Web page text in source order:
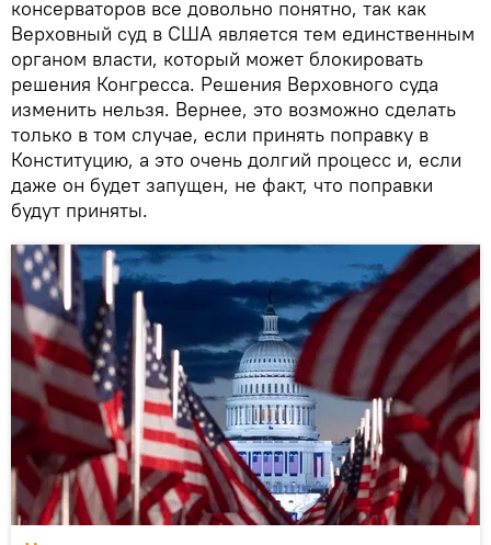
консерваторов все довольно понятно, так как
Верховный суд в США является тем единственным
органом власти, который может блокировать
решения Конгресса. Решения Верховного суда
изменить нельзя. Вернее, это возможно сделать
только в том случае, если принять поправку в
Конституцию, а это очень долгий процесс и, если
даже он будет запущен, не факт, что поправки
будут приняты.